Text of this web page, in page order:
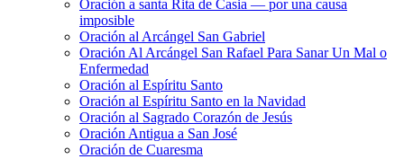
Oración a santa Rita de Casia — por una causa
imposible
Oración al Arcángel San Gabriel
Oración Al Arcángel San Rafael Para Sanar Un Mal o
Enfermedad
Oración al Espíritu Santo
Oración al Espíritu Santo en la Navidad
Oración al Sagrado Corazón de Jesús
Oración Antigua a San José
Oración de Cuaresma